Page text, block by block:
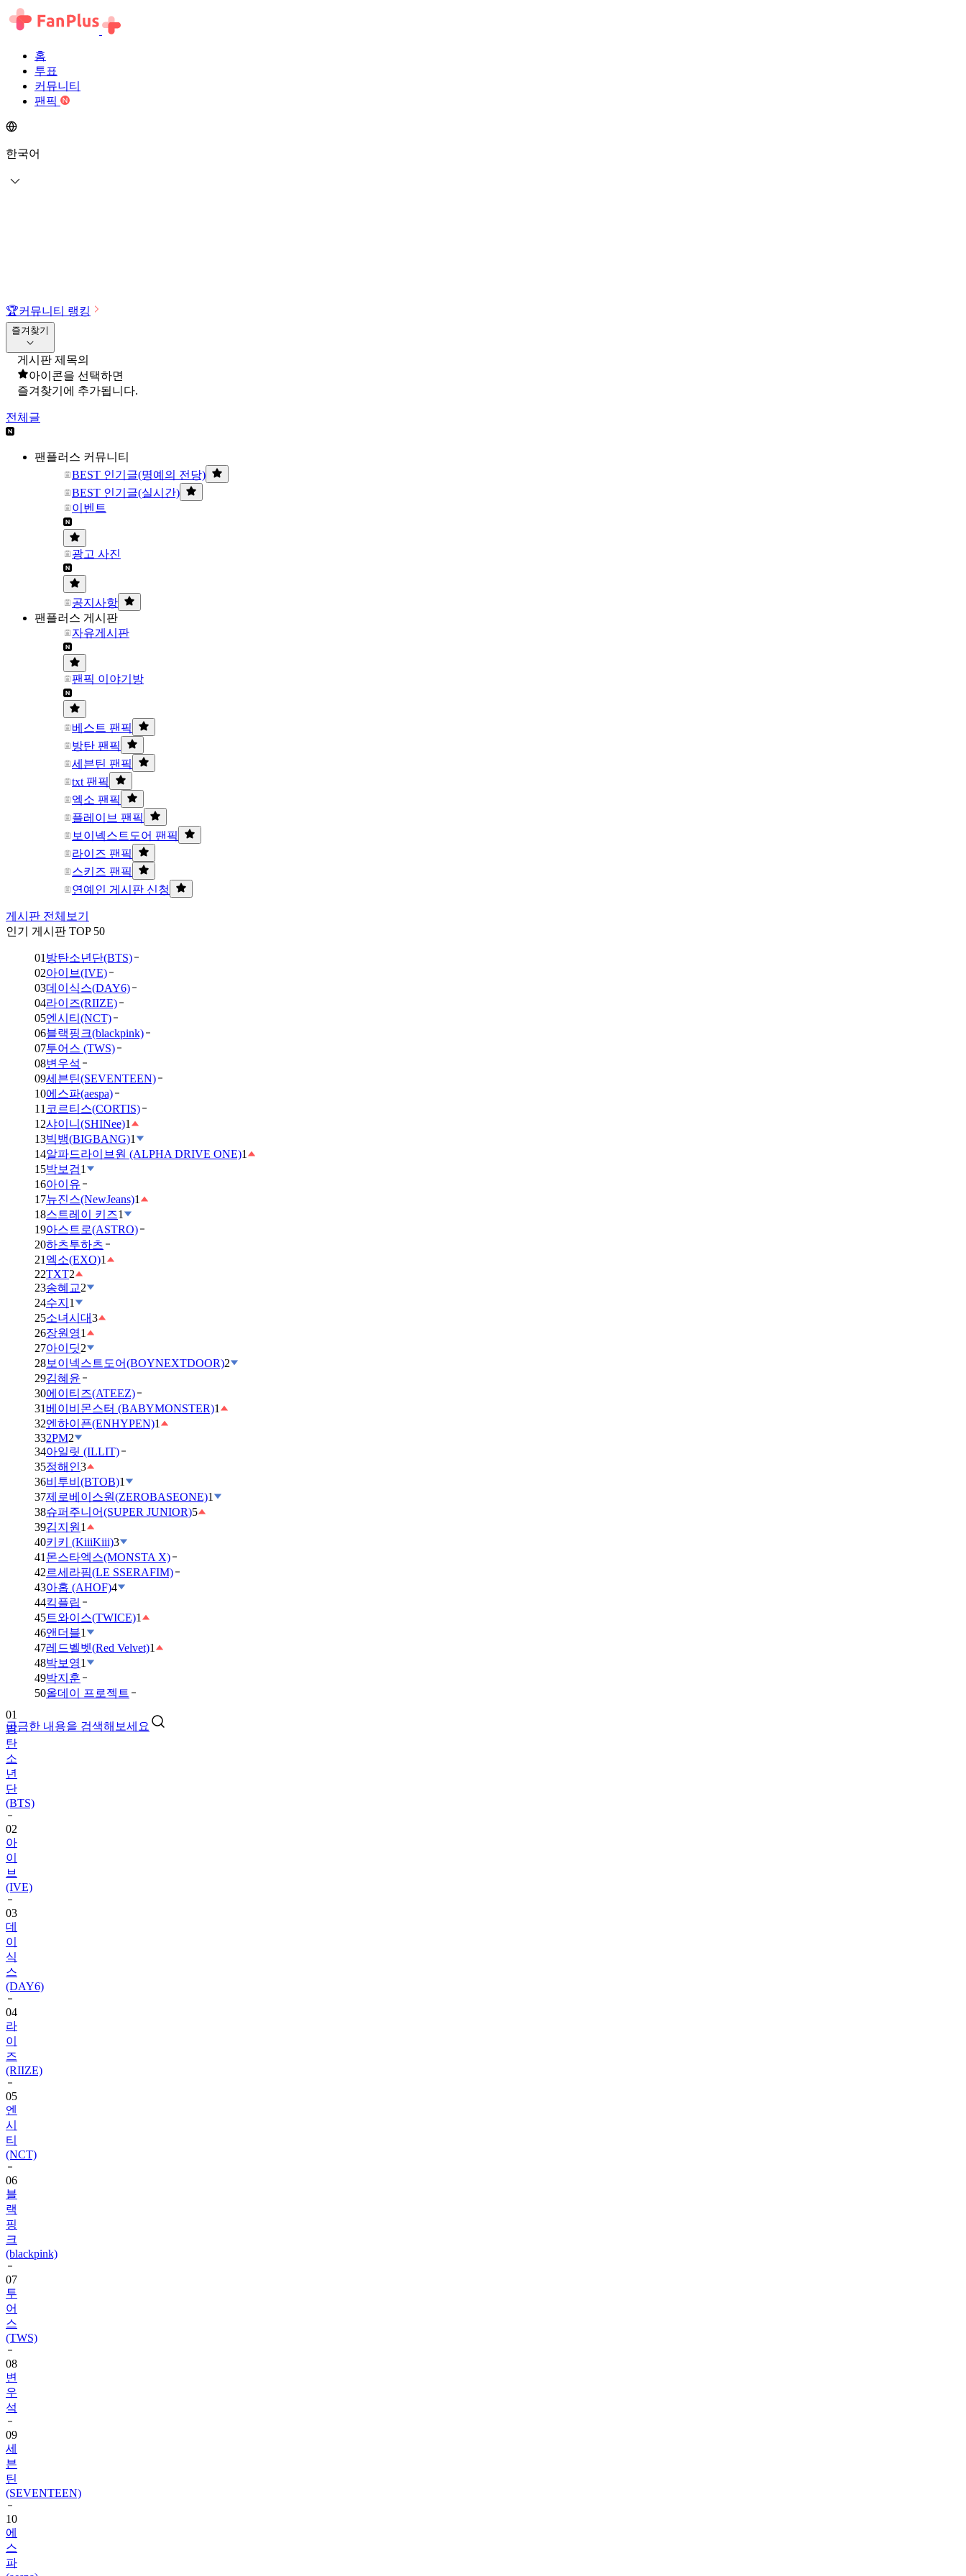
홈
투표
커뮤니티
팬픽
한국어
🏆커뮤니티 랭킹
즐겨찾기
게시판 제목의
아이콘을 선택하면
즐겨찾기에 추가됩니다.
전체글
팬플러스 커뮤니티
BEST 인기글(명예의 전당)
BEST 인기글(실시간)
이벤트
광고 사진
공지사항
팬플러스 게시판
자유게시판
팬픽 이야기방
베스트 팬픽
방탄 팬픽
세븐틴 팬픽
txt 팬픽
엑소 팬픽
플레이브 팬픽
보이넥스트도어 팬픽
라이즈 팬픽
스키즈 팬픽
연예인 게시판 신청
게시판 전체보기
인기 게시판 TOP 50
01 방탄소년단(BTS)
02아이브(IVE)
03데이식스(DAY6)
04라이즈(RIIZE)
05엔시티(NCT)
06블랙핑크(blackpink)
07투어스 (TWS)
08변우석
09세븐틴(SEVENTEEN)
10에스파(aespa)
11 코르티스(CORTIS)
12샤이니(SHINee)1
13빅뱅(BIGBANG)1
14알파드라이브원 (ALPHA DRIVE ONE)1
15박보검1
16아이유
17뉴진스(NewJeans)1
18스트레이 키즈1
19아스트로(ASTRO)
20하츠투하츠
21 엑소(EXO)1
22TXT2
23송혜교2
24수지 1
25소녀시대3
26장원영1
27아이딧2
28보이넥스트도어(BOYNEXTDOOR)2
29김혜윤
30에이티즈(ATEEZ)
31 베이비몬스터 (BABYMONSTER)1
32엔하이픈(ENHYPEN)1
332PM2
34아일릿 (ILLIT)
35정해인3
36비투비(BTOB)1
37제로베이스원(ZEROBASEONE)1
38슈퍼주니어(SUPER JUNIOR)5
39김지원 1
40키키 (KiiiKiii)3
41 몬스타엑스(MONSTA X)
42르세라핌(LE SSERAFIM)
43아홉 (AHOF)4
44킥플립
45트와이스(TWICE)1
46앤더블1
47레드벨벳(Red Velvet)1
48박보영1
49박지훈
50올데이 프로젝트
궁금한 내용을 검색해보세요
탄
소
년
단
(BTS)
02
아
이
브
(IVE)
03
데
이
식
스
(DAY6)
04
라
이
즈
(RIIZE)
05
엔
시
티
(NCT)
06
블
랙
핑
크
(blackpink)
07
투
어
스
(TWS)
08
변
우
석
09
세
븐
틴
(SEVENTEEN)
10
에
스
파
(aespa)